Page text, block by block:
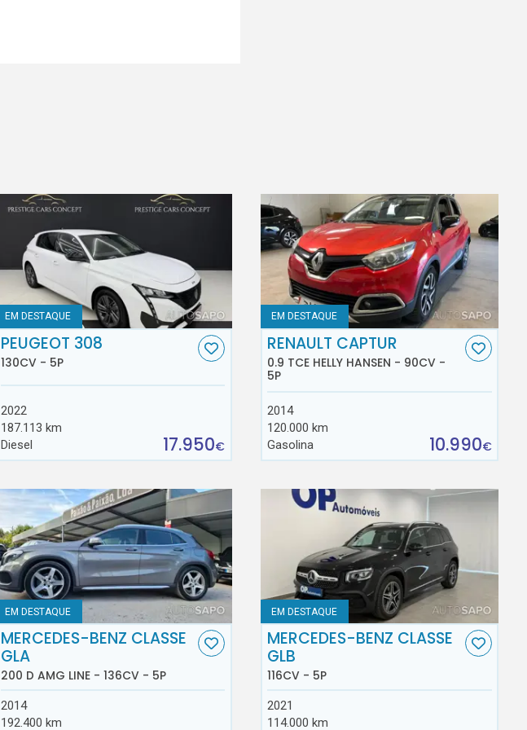
EM DESTAQUE
PEUGEOT 308
130CV - 5P
2022
187.113 km
Diesel
17.950€
EM DESTAQUE
RENAULT CAPTUR
0.9 TCE HELLY HANSEN - 90CV -
5P
2014
120.000 km
Gasolina
10.990€
EM DESTAQUE
MERCEDES-BENZ CLASSE
GLA
200 D AMG LINE - 136CV - 5P
2014
192.400 km
EM DESTAQUE
MERCEDES-BENZ CLASSE
GLB
116CV - 5P
2021
114.000 km